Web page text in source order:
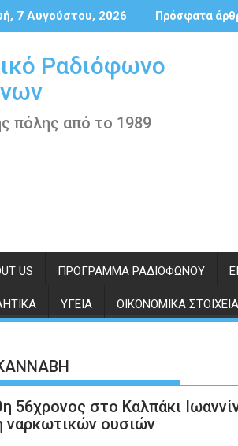
7 Αυγούστου, 2026 Πρόσφατα
Ραδιόφωνο
πόλης από το 1989
US ΠΡΌΓΡΑΜΜΑ ΡΑΔΙΟΦΏΝΟΥ
ΥΓΕΊΑ ΟΙΚΟΝΟΜΙΚΆ ΣΤΟΙΧΕΊΑ
56χρονος στο Καλπάκι
ναρκωτικών ουσιών